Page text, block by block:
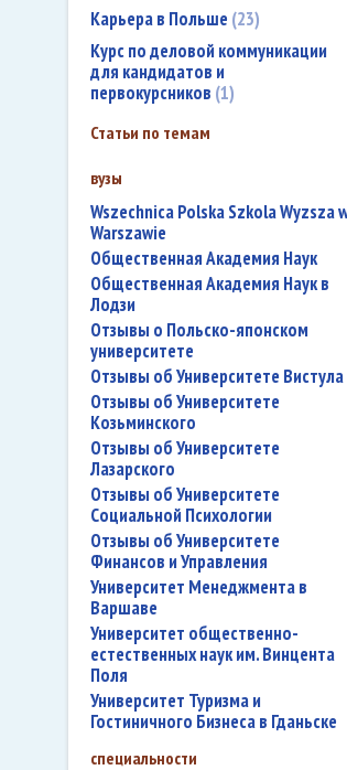
Карьера в Польше 23
Курс по деловой коммуникации
для кандидатов и
первокурсников 1
Статьи по темам
вузы
Wszechnica Polska Szkola Wyzsza w
Warszawie
Общественная Академия Наук
Общественная Академия Наук в
Лодзи
Отзывы о Польско-японском
университете
Отзывы об Университете Вистула
Отзывы об Университете
Козьминского
Отзывы об Университете
Лазарского
Отзывы об Университете
Социальной Психологии
Отзывы об Университете
Финансов и Управления
Университет Менеджмента в
Варшаве
Университет общественно-
естественных наук им. Винцента
Поля
Университет Туризма и
Гостиничного Бизнеса в Гданьске
специальности